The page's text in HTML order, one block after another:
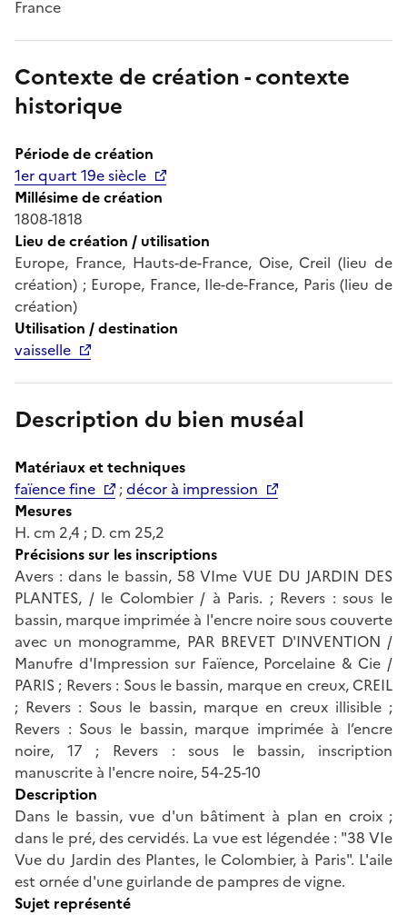
France
Contexte de création - contexte
historique
Période de création
1er quart 19e siècle
Millésime de création
1808-1818
Lieu de création / utilisation
Europe, France, Hauts-de-France, Oise, Creil (lieu de
création) ; Europe, France, Ile-de-France, Paris (lieu de
création)
Utilisation / destination
vaisselle
Description du bien muséal
Matériaux et techniques
faïence fine
;décor à impression
Mesures
H. cm 2,4 ; D. cm 25,2
Précisions sur les inscriptions
Avers : dans le bassin, 58 VIme VUE DU JARDIN DES
PLANTES, / le Colombier / à Paris. ; Revers : sous le
bassin, marque imprimée à l'encre noire sous couverte
avec un monogramme, PAR BREVET D'INVENTION /
Manufre d'Impression sur Faïence, Porcelaine & Cie /
PARIS ; Revers : Sous le bassin, marque en creux, CREIL
; Revers : Sous le bassin, marque en creux illisible ;
Revers : Sous le bassin, marque imprimée à l’encre
noire, 17 ; Revers : sous le bassin, inscription
manuscrite à l'encre noire, 54-25-10
Description
Dans le bassin, vue d'un bâtiment à plan en croix ;
dans le pré, des cervidés. La vue est légendée : "38 VIe
Vue du Jardin des Plantes, le Colombier, à Paris". L'aile
est ornée d'une guirlande de pampres de vigne.
Sujet représenté